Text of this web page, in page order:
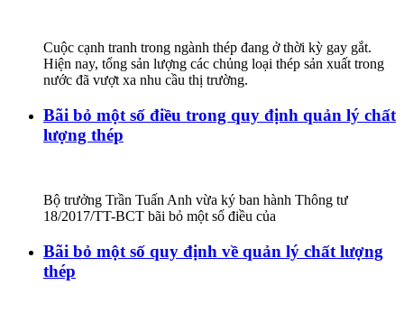
Cuộc cạnh tranh trong ngành thép đang ở thời kỳ gay gắt.
Hiện nay, tổng sản lượng các chủng loại thép sản xuất trong
nước đã vượt xa nhu cầu thị trường.
Bãi bỏ một số điều trong quy định quản lý chất
lượng thép
Bộ trưởng Trần Tuấn Anh vừa ký ban hành Thông tư
18/2017/TT-BCT bãi bỏ một số điều của
Bãi bỏ một số quy định về quản lý chất lượng
thép